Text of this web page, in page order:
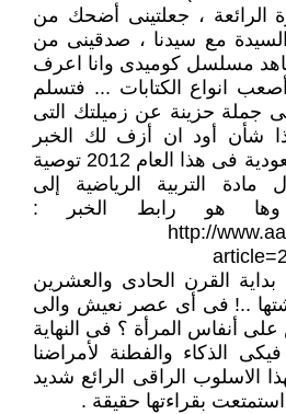
الرائعة ، جعلتينى أضحك من
مع سيدنا ، صدقينى من
مسلسل كوميدى وانا اعرف
انواع الكتابات ... فتسلم
جملة حزينة عن زميلتك التى
شأن أود ان أزف لك الخبر
العظيم أن هناك فى السعودية فى هذا العام 2012 توصية
التربية الرياضية إلى
هو رابط الخبر :
http://
القرن الحادى والعشرين
..! فى أى عصر نعيش والى
أنفاس المرأة ؟ فى النهاية
الذكاء والفطنة لأمراضنا
الاسلوب الراقى الرائع شديد
بقراءتها حقيقة .